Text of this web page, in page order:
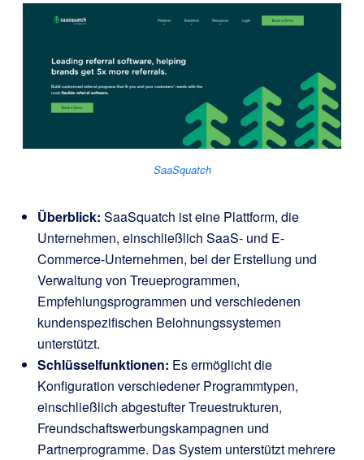
SaaSquatch
Überblick: SaaSquatch ist eine Plattform, die
Unternehmen, einschließlich SaaS- und E-
Commerce-Unternehmen, bei der Erstellung und
Verwaltung von Treueprogrammen,
Empfehlungsprogrammen und verschiedenen
kundenspezifischen Belohnungssystemen
unterstützt.
Schlüsselfunktionen: Es ermöglicht die
Konfiguration verschiedener Programmtypen,
einschließlich abgestufter Treuestrukturen,
Freundschaftswerbungskampagnen und
Partnerprogramme. Das System unterstützt mehrere